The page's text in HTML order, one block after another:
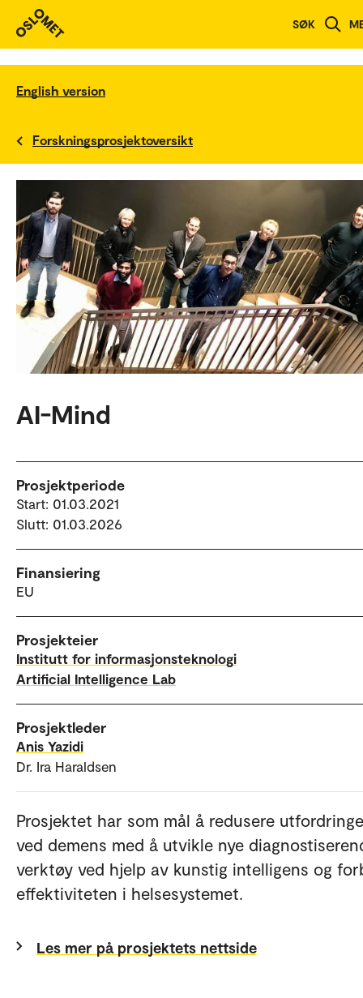
SØK
English version
Forskningsprosjektoversikt
AI-Mind
Prosjektperiode
Start: 01.03.2021
Slutt: 01.03.2026
Finansiering
EU
Prosjekteier
Institutt for informasjonsteknologi
Artificial Intelligence Lab
Prosjektleder
Anis Yazidi
Dr. Ira Haraldsen
Prosjektet har som mål å redusere
ved demens med å utvikle nye
verktøy ved hjelp av kunstig intelligens og
effektiviteten i helsesystemet.
Les mer på prosjektets nettside